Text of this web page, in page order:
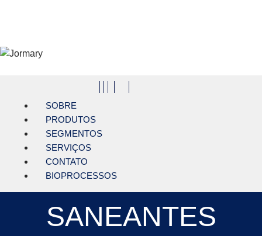
SOBRE
PRODUTOS
SEGMENTOS
SERVIÇOS
CONTATO
BIOPROCESSOS
SANEANTES